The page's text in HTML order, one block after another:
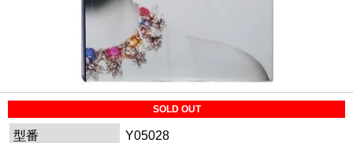
SOLD OUT
型番
Y05028